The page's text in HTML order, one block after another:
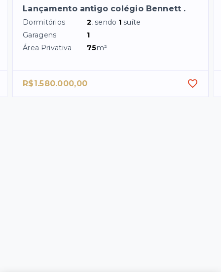
Lançamento antigo colégio Bennett .
Dormitórios 2, sendo 1 suíte
Garagens
1
Área Privativa
75m²
R$1.580.000,00